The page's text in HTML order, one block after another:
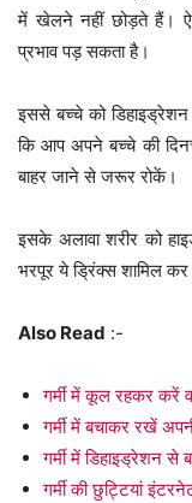
में खेलने नहीं छोड़ते हैं।
प्रभाव पड़ सकता है।
इससे बच्चे को
कि आप अपने बच्चे की
बाहर जाने से जरूर रोकें।
इसके अलावा शरीर को
भरपूर ये ड्रिंक्स शामिल
Also Read :-
गर्मी में कूल रहकर करें
गर्मी में बचाकर रखें
गर्मी में डिहाइड्रेशन
गर्मी की छुट्टियां